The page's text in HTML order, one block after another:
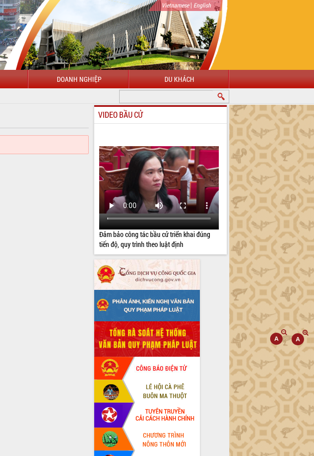
Vietnamese| English
DOANH NGHIỆP DU KHÁCH
VIDEO BẦU CỬ
Đảm bảo công tác bầu cử triển khai đúng
tiến độ, quy trình theo luật định